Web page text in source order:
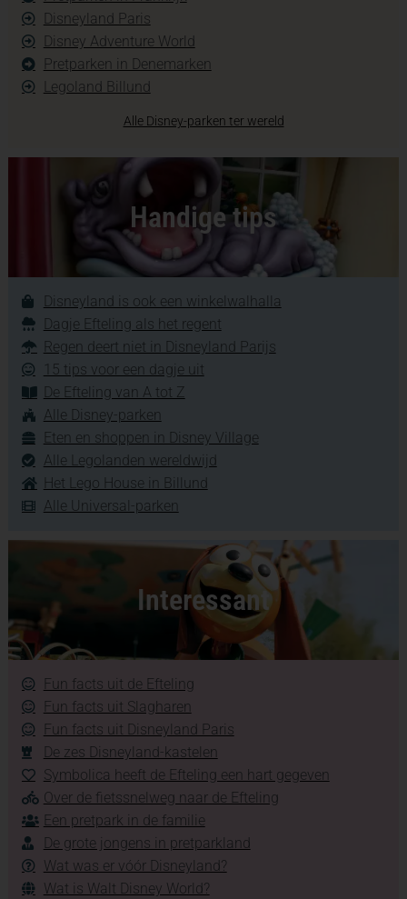
Disneyland Paris
Disney Adventure World
Pretparken in Denemarken
Legoland Billund
Alle Disney-parken ter wereld
Handige tips
Disneyland is ook een winkelwalhalla
Dagje Efteling als het regent
Regen deert niet in Disneyland Parijs
15 tips voor een dagje uit
De Efteling van A tot Z
Alle Disney-parken
Eten en shoppen in Disney Village
Alle Legolanden wereldwijd
Het Lego House in Billund
Alle Universal-parken
Interessant
Fun facts uit de Efteling
Fun facts uit Slagharen
Fun facts uit Disneyland Paris
De zes Disneyland-kastelen
Symbolica heeft de Efteling een hart gegeven
Over de fietssnelweg naar de Efteling
Een pretpark in de familie
De grote jongens in pretparkland
Wat was er vóór Disneyland?
Wat is Walt Disney World?